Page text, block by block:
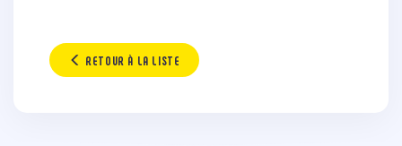
RETOUR À LA LISTE